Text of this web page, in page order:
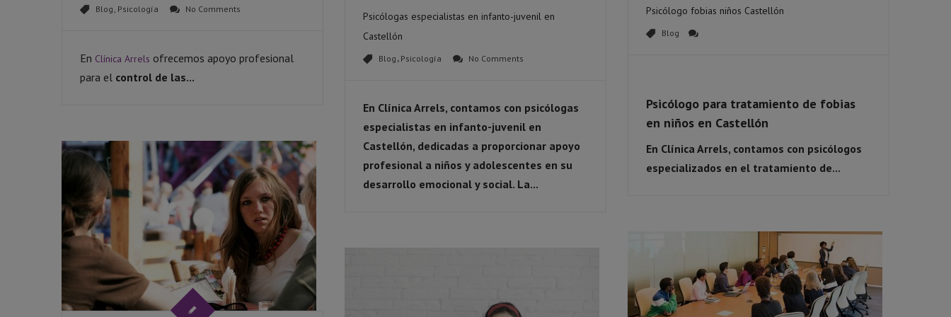
Blog, Psicología No Comments
En Clínica Arrels ofrecemos apoyo profesional
para el control de las...
Psicólogas especialistas en infanto-juvenil en
Castellón
Blog , Psicología No Comments
En Clínica Arrels, contamos con psicólogas
especialistas en infanto-juvenil en
Castellón, dedicadas a proporcionar apoyo
profesional a niños y adolescentes en su
desarrollo emocional y social. La...
Psicólogo fobias niños Castellón
Blog
Psicólogo para tratamiento de fobias
en niños en Castellón
En Clínica Arrels, contamos con psicólogos
especializados en el tratamiento de...